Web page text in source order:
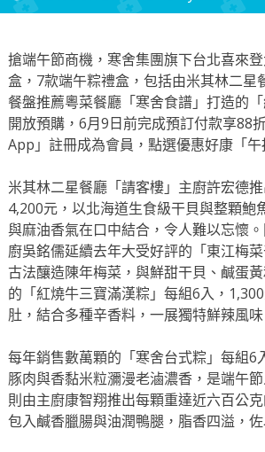
搶端午節商機，寒舍集團旗下台北喜來
盒，7款端午粽禮盒，包括由米其林二
餐盤推薦粵菜餐廳「寒舍食譜」打造的
開放預購，6月9日前完成預訂付款享88
App」註冊成為會員，點選優惠好康「
米其林二星餐廳「請客樓」主廚許宏德
4,200元，以北海道生食級干貝與整顆
與麻油香氣在口中結合，令人難以忘懷
廚吳銘儒延續去年大受好評的「東江梅
古法釀造陳年梅菜，與鮮甜干貝、鹹蛋
的「紅燒牛三寶滿漢粽」每組6入，
肚，結合多種辛香料，一展獨特鮮辣風味
每年銷售數萬顆的「寒舍台式粽」每組
豚肉與香黏米粒瀰漫老滷濃香，是端午
則由主廚康智翔推出每顆重達近六百公
包入鹹香臘腸與油潤鴨腿，脂香四溢，